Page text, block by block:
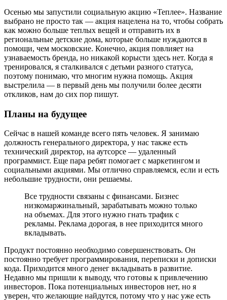
Осенью мы запустили социальную акцию «Теплее». Название
выбрано не просто так — акция нацелена на то, чтобы собрать
как можно больше теплых вещей и отправить их в
региональные детские дома, которые больше нуждаются в
помощи, чем московские. Конечно, акция повлияет на
узнаваемость бренда, но никакой корысти здесь нет. Когда я
тренировался, я сталкивался с детьми разного статуса,
поэтому понимаю, что многим нужна помощь. Акция
выстрелила — в первый день мы получили более десяти
откликов, нам до сих пор пишут.
Планы на будущее
Сейчас в нашей команде всего пять человек. Я занимаю
должность генерального директора, у нас также есть
технический директор, на аутсорсе — удаленный
программист. Еще пара ребят помогает с маркетингом и
социальными акциями. Мы отлично справляемся, если и есть
небольшие трудности, они решаемы.
Все трудности связаны с финансами. Бизнес
низкомаржинальный, зарабатывать можно только
на объемах. Для этого нужно гнать трафик с
рекламы. Реклама дорогая, в нее приходится много
вкладывать.
Продукт постоянно необходимо совершенствовать. Он
постоянно требует программирования, переписки и дописки
кода. Приходится много денег вкладывать в развитие.
Недавно мы пришли к выводу, что готовы к привлечению
инвесторов. Пока потенциальных инвесторов нет, но я
уверен, что желающие найдутся, потому что у нас уже есть